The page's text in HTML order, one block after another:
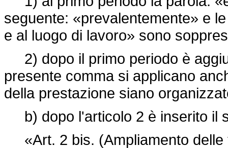
seguente: «prevalentemente» e
e al luogo di lavoro» sono
2) dopo il primo periodo è
presente comma si applicano
della prestazione siano
b) dopo l'articolo 2 è inserito il
«Art. 2 bis. (Ampliamento delle